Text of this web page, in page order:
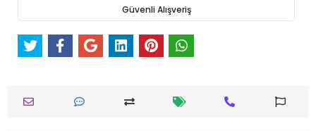
Güvenli Alışveriş